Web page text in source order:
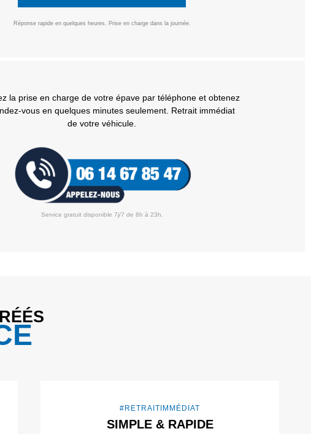
Réponse rapide en quelques heures. Prise en charge dans la journée.
la prise en charge de votre épave par téléphone et obtenez
vous en quelques minutes seulement. Retrait immédiat
de votre véhicule.
Service gratuit disponible 7j/7 de 8h à 23h.
#RETRAITIMMÉDIAT
SIMPLE & RAPIDE